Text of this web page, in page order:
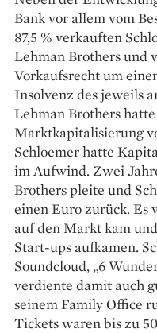
Bank vor allem vom
87,5 % verkauften
Lehman Brothers und
Vorkaufsrecht um
Insolvenz des jeweils
Lehman Brothers
Marktkapitalisierung
Schloemer hatte
im Aufwind. Zwei
Brothers pleite und
einen Euro zurück. Es
auf den Markt kam
Start-ups aufkamen.
Soundcloud, „6
verdiente damit auch
seinem Family Office
Tickets waren bis zu